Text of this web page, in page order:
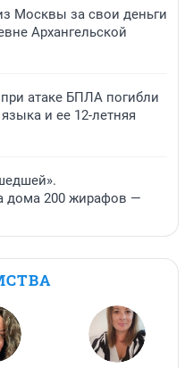
Москвы за свои деньги
Архангельской
атаке БПЛА погибли
и ее 12-летняя
дома 200 жирафов —